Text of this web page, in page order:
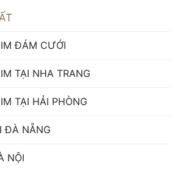
ĐÁM CƯỚI
TẠI NHA TRANG
TẠI HẢI PHÒNG
ĐÀ NẴNG
NỘI